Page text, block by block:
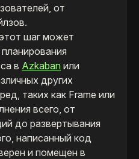
от
шаг может
в Azkaban или
других
таких как Frame или
всего, от
до развертывания
написанный код
и помещен в